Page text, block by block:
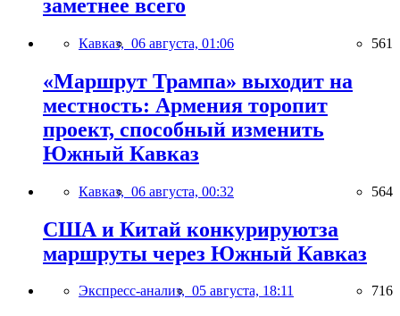
заметнее всего
Кавказ, 06 августа, 01:06 561
«Маршрут Трампа» выходит на
местность: Армения торопит
проект, способный изменить
Южный Кавказ
Кавказ, 06 августа, 00:32 564
США и Китай конкурируютза
маршруты через Южный Кавказ
Экспресс-анализ, 05 августа, 18:11 716